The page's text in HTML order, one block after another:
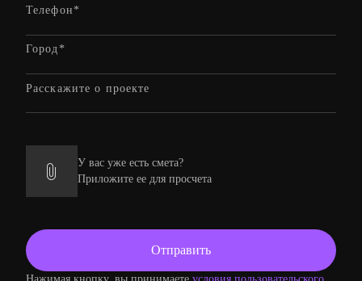
У вас уже есть смета?
Приложите ее для просчета